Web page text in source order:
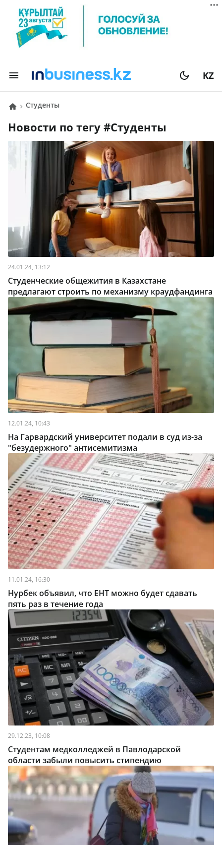
KZ
студенты
Новости по тегу # студенты
24.01.24, 13:12
Студенческие общежития в Казахстане
предлагают строить по механизму краудфандинга
12.01.24, 10:43
На Гарвардский университет подали в суд из-за
"безудержного" антисемитизма
11.01.24, 16:30
Нурбек объявил, что ЕНТ можно будет сдавать
пять раз в течение года
29.12.23, 10:08
Студентам медколледжей в Павлодарской
области забыли повысить стипендию